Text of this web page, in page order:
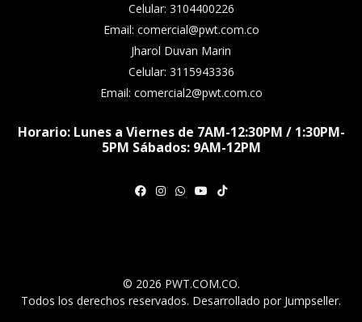
Celular: 3104400226
Email: comercial@pwt.com.co
Jharol Duvan Marin
Celular: 3115943336
Email: comercial2@pwt.com.co
Horario: Lunes a Viernes de 7AM-12:30PM / 1:30PM-
5PM Sábados: 9AM-12PM
© 2026 PWT.COM.CO.
Todos los derechos reservados. Desarrollado por Jumpseller.